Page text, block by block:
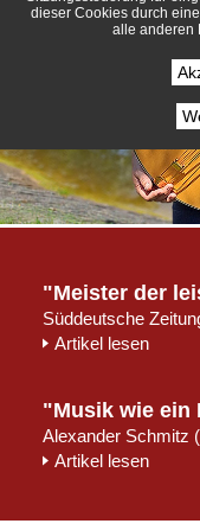
"Meister der
Süddeutsche
Artikel lesen
"Musik wie ein
Alexander Schmitz
Artikel lesen
dieser Cookies durch
alle anderen